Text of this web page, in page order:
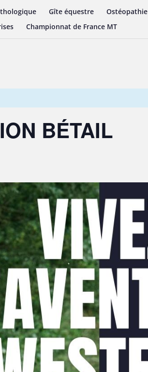
Gîte équestre Ostéopathie
Championnat de France MT
BÉTAIL